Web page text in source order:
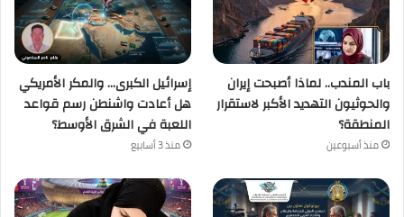
باب المندب.. لماذا أصبحت إيران
والحوثيون التهديد الأكبر لاستقرار
المنطقة؟
منذ أسبوعين
إسرائيل الكبرى… والمكر الأمريكي
هل أعادت واشنطن رسم قواعد
اللعبة في الشرق الأوسط؟
منذ 3 أسابيع